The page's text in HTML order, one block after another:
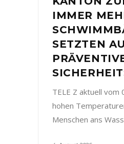
IMMER
SETZTEN
TELE Z aktuell vom
hohen
Menschen ans